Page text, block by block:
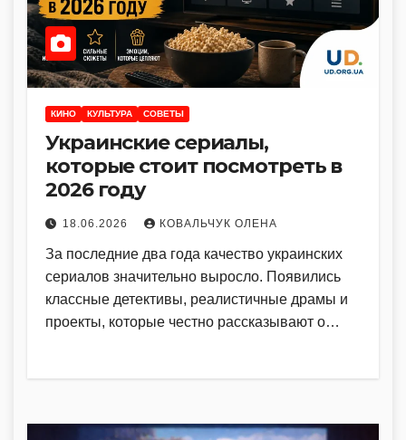
КИНО КУЛЬТУРА СОВЕТЫ
Украинские сериалы,
которые стоит посмотреть в
2026 году
18.06.2026 КОВАЛЬЧУК ОЛЕНА
За последние два года качество украинских
сериалов значительно выросло. Появились
классные детективы, реалистичные драмы и
проекты, которые честно рассказывают о…